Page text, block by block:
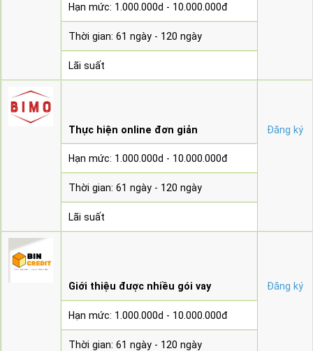
Hạn mức: 1.000.000d - 10.000.000đ
Thời gian: 61 ngày - 120 ngày
Lãi suất
Thực hiện online đơn giản Đăng ký
Hạn mức: 1.000.000d - 10.000.000đ
Thời gian: 61 ngày - 120 ngày
Lãi suất
Giới thiệu được nhiều gói vay Đăng ký
Hạn mức: 1.000.000d - 10.000.000đ
Thời gian: 61 ngày - 120 ngày